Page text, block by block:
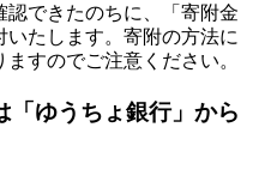
できたのちに、「寄附金
たします。寄附の方法に
すのでご注意ください。
「ゆうちょ銀行」から